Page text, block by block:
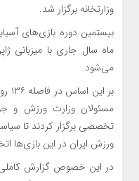
وزارتخانه برگزار شد.
ماه سال جاری با میزبانی
می‌شود.
مسئولان وزارت ورزش و
تخصصی برگزار کردند تا
ورزش ایران در این بازی‌ها
در این خصوص گزارش